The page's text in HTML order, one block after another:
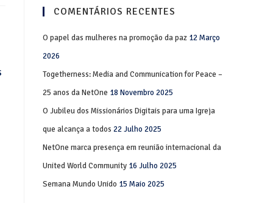
COMENTÁRIOS RECENTES
O papel das mulheres na promoção da paz 12 Março
2026
Togetherness: Media and Communication for Peace –
25 anos da NetOne 18 Novembro 2025
O Jubileu dos Missionários Digitais para uma Igreja
que alcança a todos 22 Julho 2025
NetOne marca presença em reunião internacional da
United World Community 16 Julho 2025
Semana Mundo Unido 15 Maio 2025